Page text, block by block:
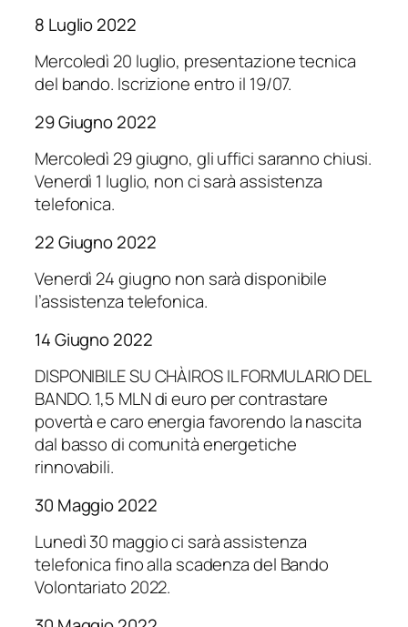
8 Luglio 2022
Mercoledì 20 luglio, presentazione tecnica
del bando. Iscrizione entro il 19/07.
29 Giugno 2022
Mercoledì 29 giugno, gli uffici saranno chiusi.
Venerdì 1 luglio, non ci sarà assistenza
telefonica.
22 Giugno 2022
Venerdì 24 giugno non sarà disponibile
l’assistenza telefonica.
14 Giugno 2022
DISPONIBILE SU CHÀIROS IL FORMULARIO DEL
BANDO. 1,5 MLN di euro per contrastare
povertà e caro energia favorendo la nascita
dal basso di comunità energetiche
rinnovabili.
30 Maggio 2022
Lunedì 30 maggio ci sarà assistenza
telefonica fino alla scadenza del Bando
Volontariato 2022.